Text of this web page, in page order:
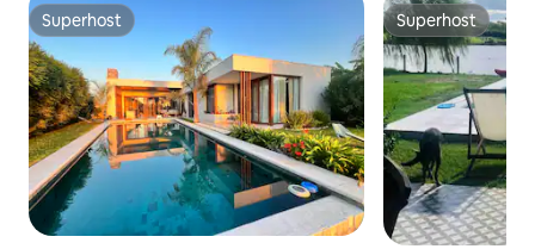
Superhost
Superhost Superhost
Superhost